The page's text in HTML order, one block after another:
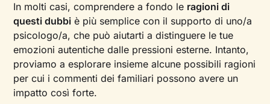
In molti casi, comprendere a fondo le ragioni di
questi dubbi è più semplice con il supporto di uno/a
psicologo/a, che può aiutarti a distinguere le tue
emozioni autentiche dalle pressioni esterne. Intanto,
proviamo a esplorare insieme alcune possibili ragioni
per cui i commenti dei familiari possono avere un
impatto così forte.